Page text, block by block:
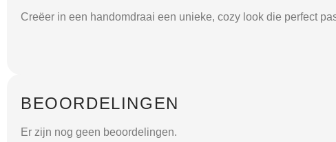
Creëer in een handomdraai een unieke, cozy look die perfect
BEOORDELINGEN
Er zijn nog geen beoordelingen.